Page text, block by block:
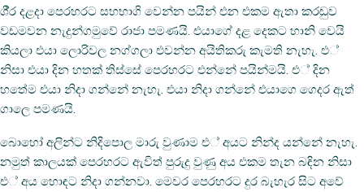
ශී‍්‍ර දළදා පෙරහරට සහභාගි වෙන්න පයින් එන එකම ඇතා කරඬුව
වඩමවන නැදුන්ගමුවේ රාජා පමණයි. එයාගේ දළ දෙකට හානි වෙයි
කියලා එයා ලොරිවල නග්ගලා එවන්න අයිතිකරු කැමති නැහැ. එ්
නිසා එයා දින හතක් තිස්සේ පෙරහරට එන්නේ පයින්මයි. එ් දින
හතේම එයා නිදා ගන්නේ නැහැ. එයා නිදා ගන්නේ එයාගෙ ගෙදර ඇත්
ගාලෙ පමණයි.
බොහෝ අලින්ට නිදිපොල මාරු වුණාම එ් අයට නින්ද යන්නේ නැහැ.
නමුත් කාලයක් පෙරහරට ඇවිත් පුරුදු වුණු අය එකම තැන බඳින නිසා
එ් අය හොඳට නිදා ගන්නවා. මෙවර පෙරහරට දුර බැහැර සිට අවේ